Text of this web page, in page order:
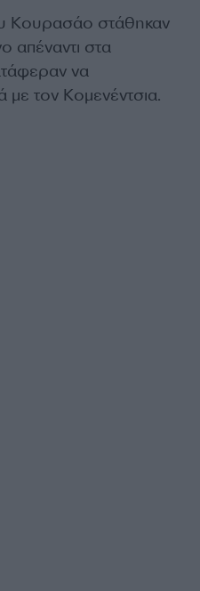
Κουρασάο στάθηκαν
απέναντι στα
να
τον Κομενέντσια.